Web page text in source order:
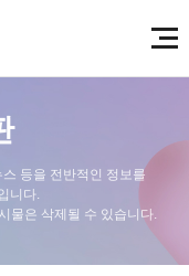
등을 전반적인 정보를
니다.
물은 삭제될 수 있습니다.